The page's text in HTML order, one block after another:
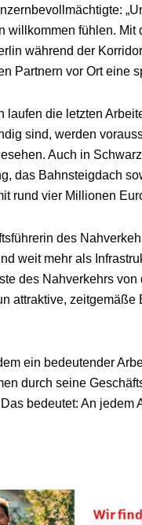
willkommen fühlen.
während der
Partnern vor Ort eine
laufen die letzten
sind, werden
Auch in
das Bahnsteigdach
rund vier Millionen
des
weit mehr als
des Nahverkehrs
attraktive,
ein bedeutender
durch seine
bedeutet: An